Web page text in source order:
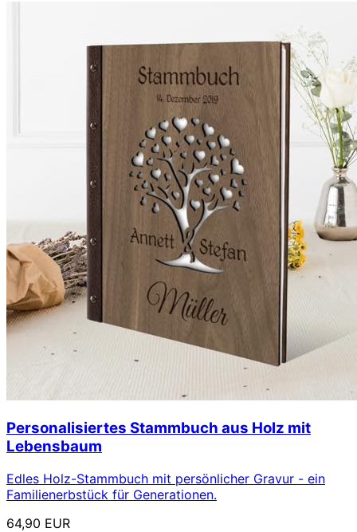
Personalisiertes Stammbuch aus Holz mit
Lebensbaum
Edles Holz-Stammbuch mit persönlicher Gravur - ein
Familienerbstück für Generationen.
64,90 EUR